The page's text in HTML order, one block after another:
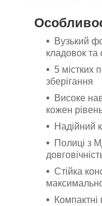
Вузький
кладовок
5 містких
зберігання
Високе
кожен
Надійний
Полиці з
Стійка
Компактні